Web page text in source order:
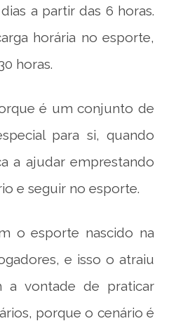
a partir das 6 horas.
horária no esporte,
horas.
é um conjunto de
para si, quando
a ajudar emprestando
e seguir no esporte.
o esporte nascido na
e isso o atraiu
a vontade de praticar
porque o cenário é